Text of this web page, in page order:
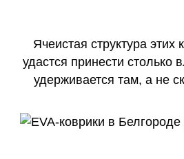
Ячеистая структура
удастся принести столько
удерживается там, а не